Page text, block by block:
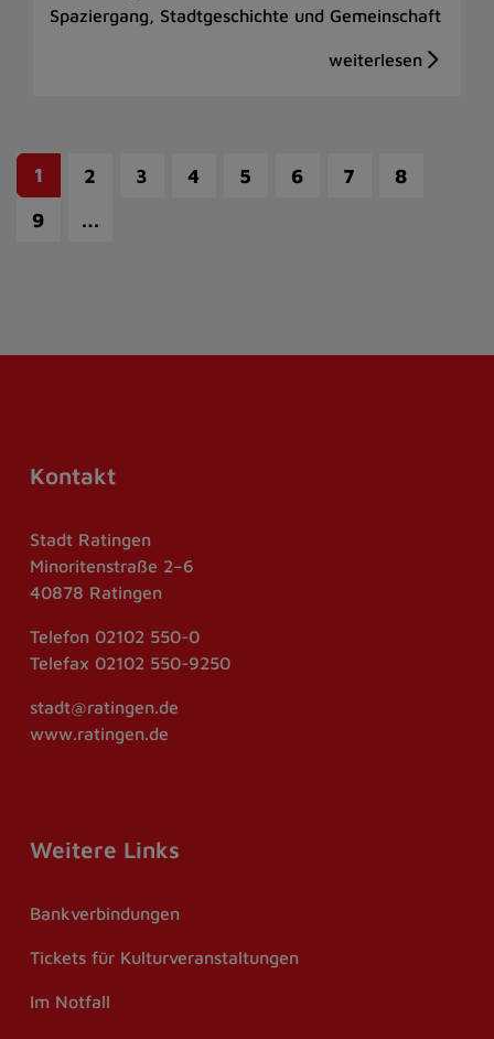
Spaziergang, Stadtgeschichte und Gemeinschaft
1 2 3 4 5 6 7
8
9
…
Kontakt
Stadt Ratingen
Minoritenstraße 2–6
40878 Ratingen
Telefon 02102 550-0
Telefax 02102 550-9250
stadt@ratingen.de
www.ratingen.de
Weitere Links
Bankverbindungen
Tickets für Kulturveranstaltungen
Im Notfall